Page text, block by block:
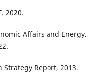
2020.
Affairs and Energy.
Strategy Report, 2013.